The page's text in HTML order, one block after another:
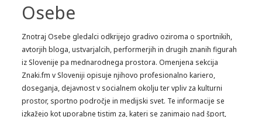
Osebe
Znotraj Osebe gledalci odkrijejo gradivo oziroma o sportnikih,
avtorjih bloga, ustvarjalcih, performerjih in drugih znanih figurah
iz Slovenije pa mednarodnega prostora. Omenjena sekcija
Znaki.fm v Sloveniji opisuje njihovo profesionalno kariero,
doseganja, dejavnost v socialnem okolju ter vpliv za kulturni
prostor, sportno področje in medijski svet. Te informacije se
izkažejo kot uporabne tistim za, kateri se zanimajo nad šport,